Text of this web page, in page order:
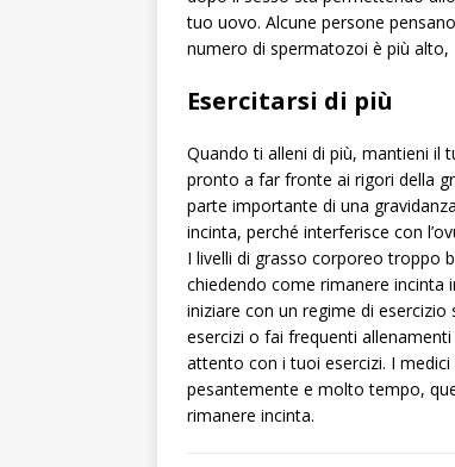
tuo uovo. Alcune persone
numero di spermatozoi è più alto,
Esercitarsi di più
Quando ti alleni di più, mantieni il
pronto a far fronte ai rigori della
parte importante di una
incinta, perché interferisce con
I livelli di grasso corporeo troppo
chiedendo come rimanere incinta
iniziare con un regime di
esercizi o fai frequenti
attento con i tuoi esercizi. I
pesantemente e molto tempo,
rimanere incinta.